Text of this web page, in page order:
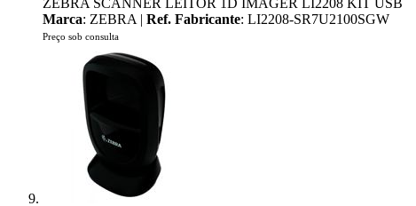
ZEBRA SCANNER LEITOR 1D IMAGER LI2208 KIT USB
Marca: ZEBRA | Ref. Fabricante: LI2208-SR7U2100SGW
Preço sob consulta